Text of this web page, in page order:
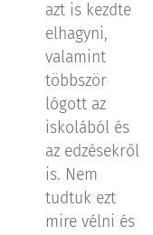
azt is kezdte
elhagyni,
valamint
többször
lógott az
iskolából és
az edzésekről
is. Nem
tudtuk ezt
mire vélni és